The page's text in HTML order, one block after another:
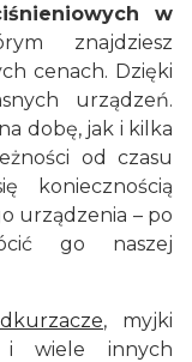
w
znajdziesz
cenach. Dzięki
urządzeń.
dobę, jak i kilka
od czasu
koniecznością
urządzenia – po
go naszej
, myjki
i wiele innych